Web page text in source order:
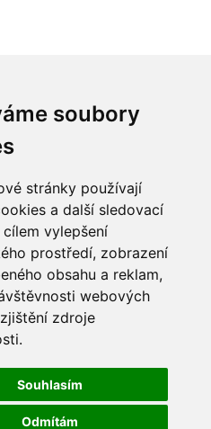
soubory
stránky používají
a další sledovací
vylepšení
prostředí, zobrazení
obsahu a reklam,
webových
zdroje
Souhlasím
Odmítám
739/1, Svitavy 568 02, CZ